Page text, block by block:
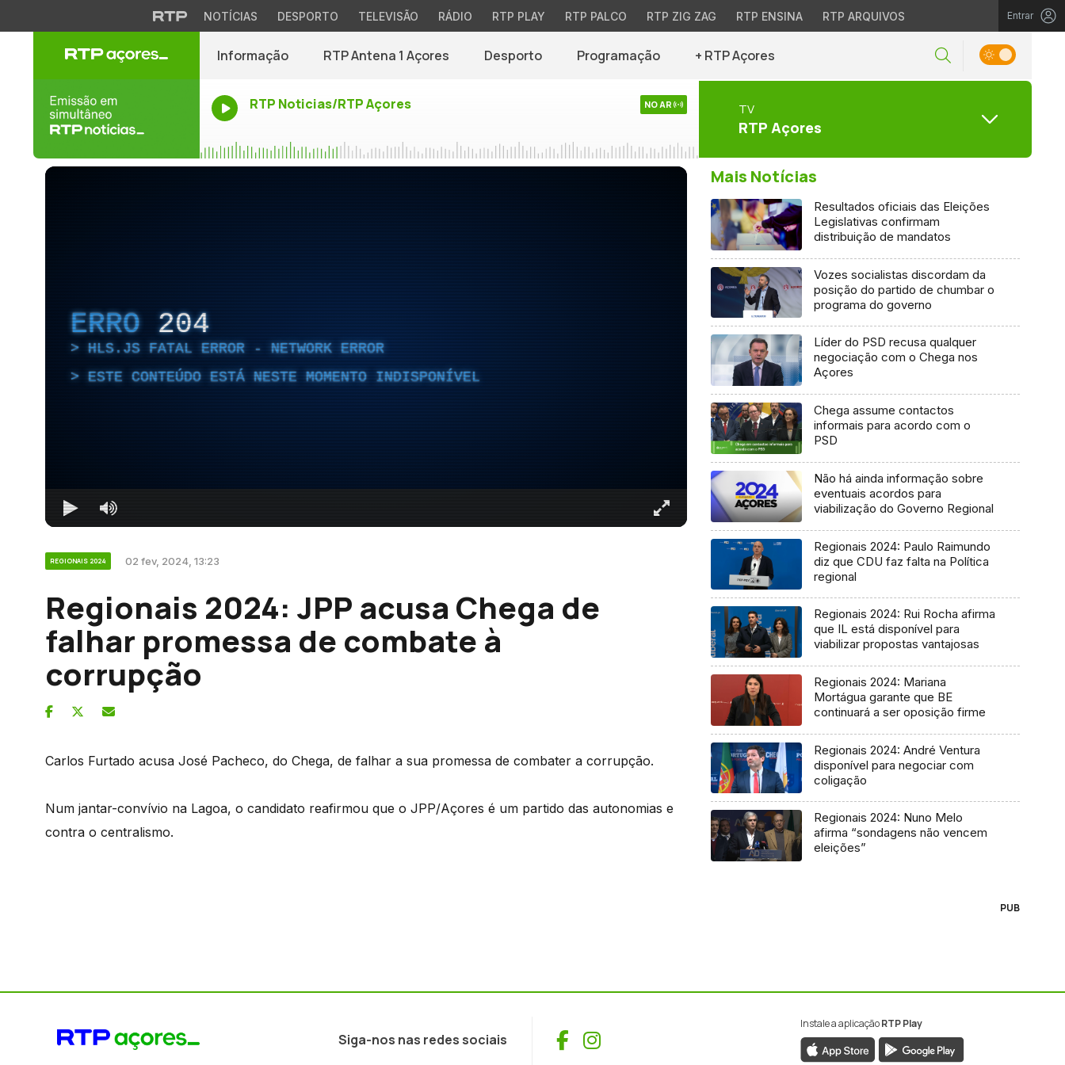
NOTÍCIAS DESPORTO TELEVISÃO RÁDIO RTP PLAY RTP PALCO RTP ZIG ZAG RTP ENSINA RTP ARQUIVOS Entrar
Informação RTP Antena 1 Açores Desporto Programação + RTP Açores
RTP Noticias/RTP Açores NO AR TV
RTP Açores
ERRO 204
HLS.JS FATAL ERROR - NETWORK ERROR
ESTE CONTEÚDO ESTÁ NESTE MOMENTO INDISPONÍVEL
REGIONAIS 2024 02 fev, 2024, 13:23
Regionais 2024: JPP acusa Chega de
falhar promessa de combate à
corrupção
Carlos Furtado acusa José Pacheco, do Chega, de falhar a sua promessa de combater a corrupção.
Num jantar-convívio na Lagoa, o candidato reafirmou que o JPP/Açores é um partido das autonomias e
contra o centralismo.
Mais Notícias
Resultados oficiais das Eleições
Legislativas confirmam
distribuição de mandatos
Vozes socialistas discordam da
posição do partido de chumbar o
programa do governo
Líder do PSD recusa qualquer
negociação com o Chega nos
Açores
Chega assume contactos
informais para acordo com o
PSD
Não há ainda informação sobre
eventuais acordos para
viabilização do Governo Regional
Regionais 2024: Paulo Raimundo
diz que CDU faz falta na Política
regional
Regionais 2024: Rui Rocha afirma
que IL está disponível para
viabilizar propostas vantajosas
Regionais 2024: Mariana
Mortágua garante que BE
continuará a ser oposição firme
Regionais 2024: André Ventura
disponível para negociar com
coligação
Regionais 2024: Nuno Melo
afirma “sondagens não vencem
eleições”
PUB
Siga-nos nas redes sociais Facebook
Instagram
Instale a aplicaçãoRTP Play